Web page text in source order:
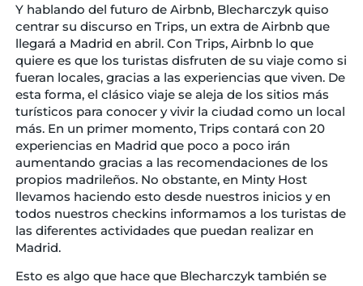
Y hablando del futuro de Airbnb, Blecharczyk quiso
centrar su discurso en Trips, un extra de Airbnb que
llegará a Madrid en abril. Con Trips, Airbnb lo que
quiere es que los turistas disfruten de su viaje como si
fueran locales, gracias a las experiencias que viven. De
esta forma, el clásico viaje se aleja de los sitios más
turísticos para conocer y vivir la ciudad como un local
más. En un primer momento, Trips contará con 20
experiencias en Madrid que poco a poco irán
aumentando gracias a las recomendaciones de los
propios madrileños. No obstante, en Minty Host
llevamos haciendo esto desde nuestros inicios y en
todos nuestros checkins informamos a los turistas de
las diferentes actividades que puedan realizar en
Madrid.
Esto es algo que hace que Blecharczyk también se